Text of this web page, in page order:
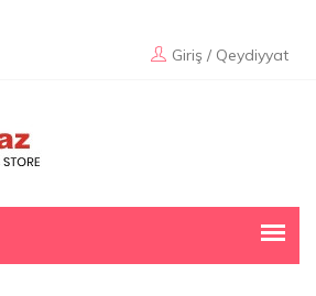
Giriş / Qeydiyyat